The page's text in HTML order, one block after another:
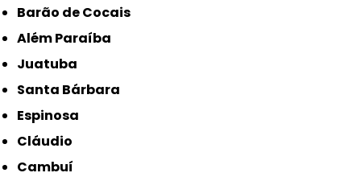
Barão de Cocais
Além Paraíba
Juatuba
Santa Bárbara
Espinosa
Cláudio
Cambuí